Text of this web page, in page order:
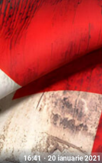
16:41 · 20 ianuarie 2021